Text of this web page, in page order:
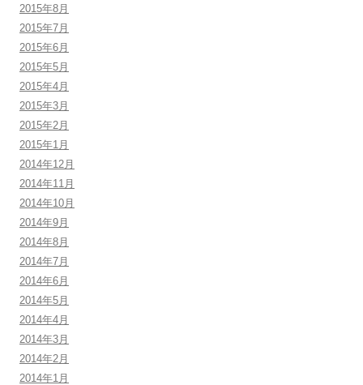
2015年8月
2015年7月
2015年6月
2015年5月
2015年4月
2015年3月
2015年2月
2015年1月
2014年12月
2014年11月
2014年10月
2014年9月
2014年8月
2014年7月
2014年6月
2014年5月
2014年4月
2014年3月
2014年2月
2014年1月